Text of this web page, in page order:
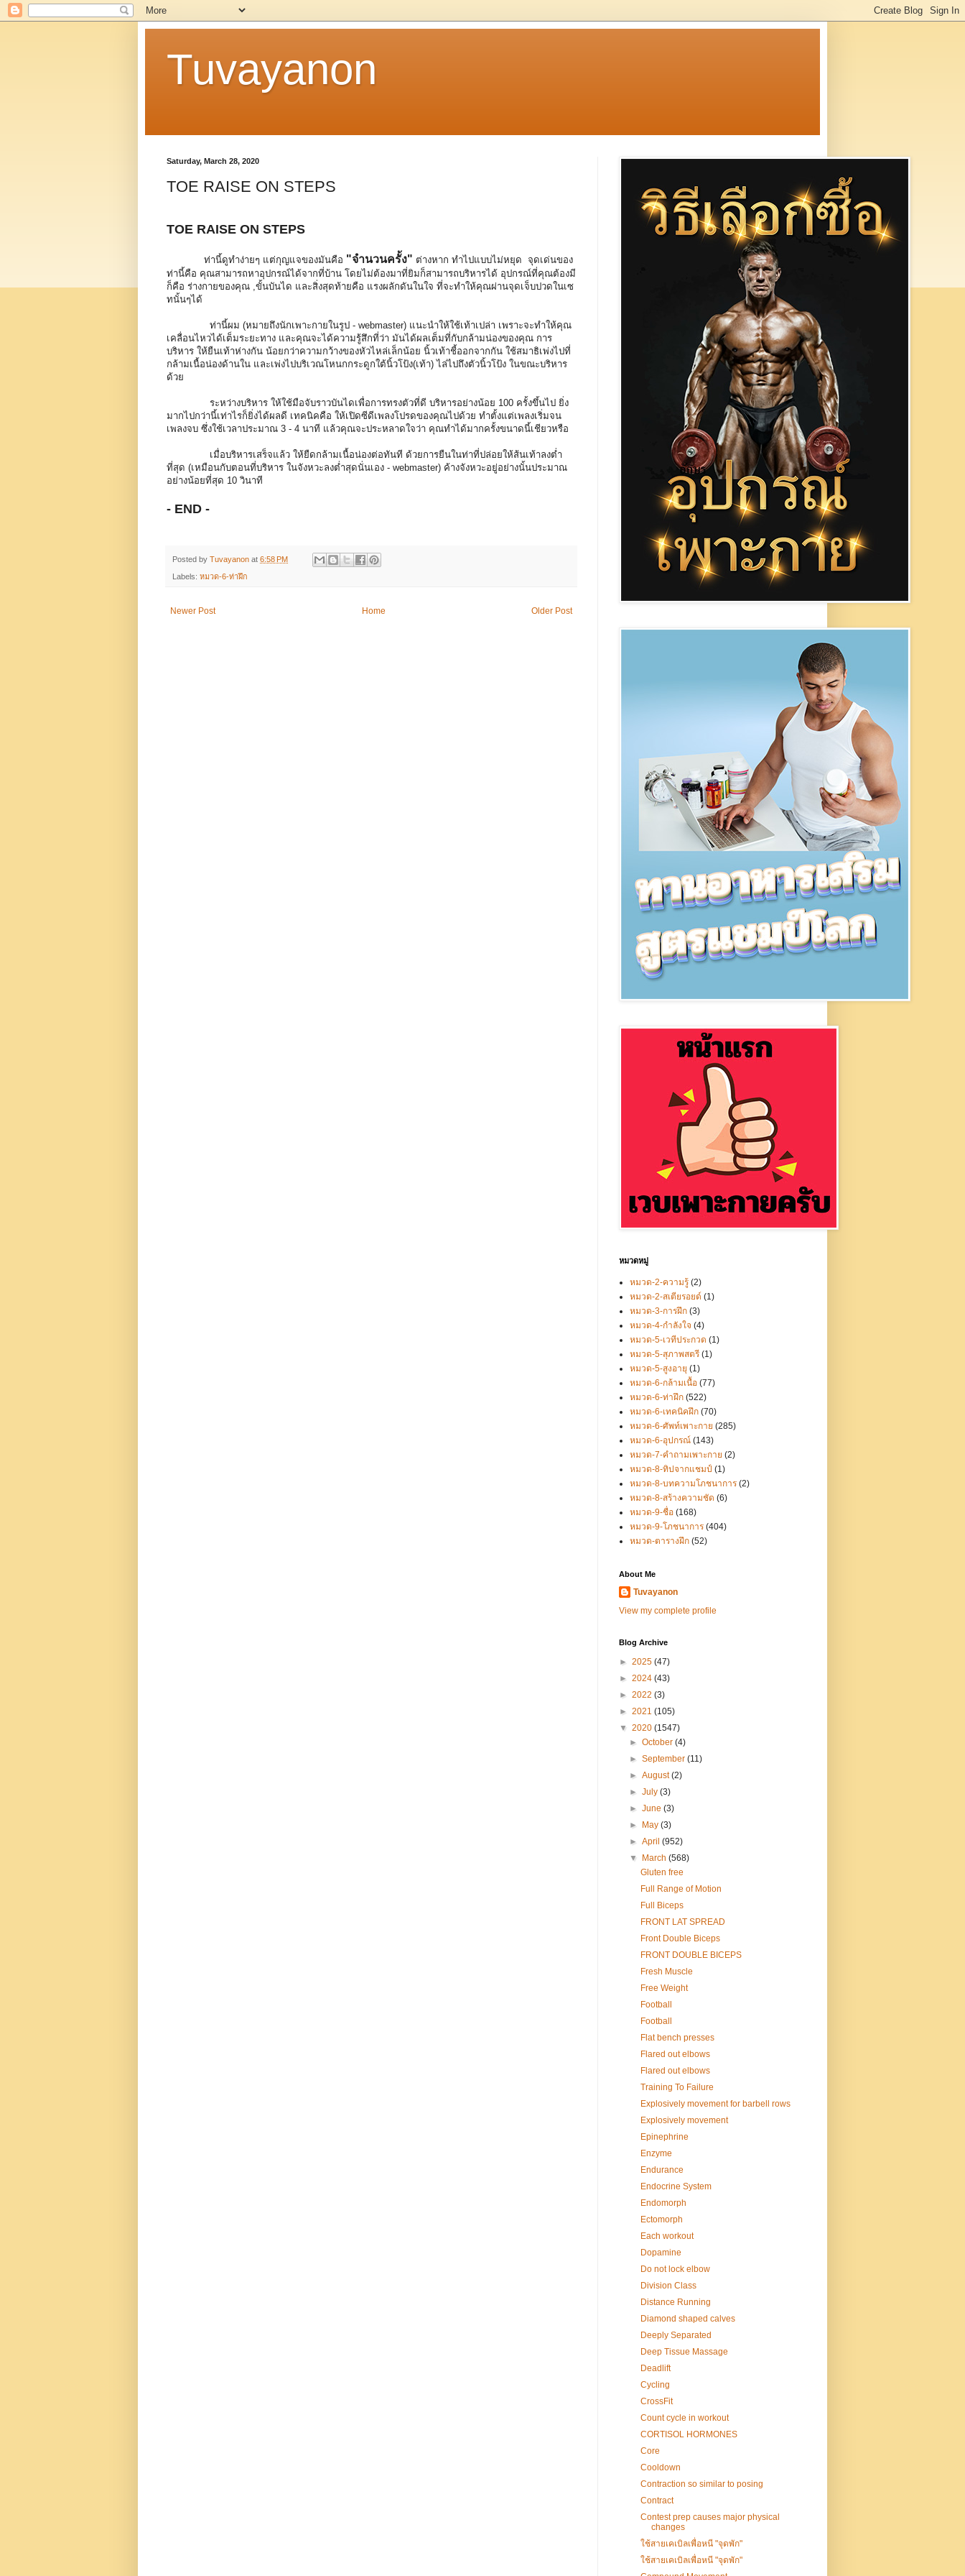
Tuvayanon
Saturday, March 28, 2020
TOE RAISE ON STEPS
TOE RAISE ON STEPS
ท่านี้ดูทำง่ายๆ แต่กุญแจของมันคือ "จำนวนครั้ง" ต่างหาก ทำไปแบบไม่หยุด จุดเด่นของ
ท่านี้คือ คุณสามารถหาอุปกรณ์ได้จากที่บ้าน โดยไม่ต้องมาที่ยิมก็สามารถบริหารได้ อุปกรณ์ที่คุณต้องมี
ก็คือ ร่างกายของคุณ ,ขั้นบันได และสิ่งสุดท้ายคือ แรงผลักดันในใจ ที่จะทำให้คุณผ่านจุดเจ็บปวดในเซ
ทนั้นๆได้
ท่านี้ผม (หมายถึงนักเพาะกายในรูป - webmaster) แนะนำให้ใช้เท้าเปล่า เพราะจะทำให้คุณ
เคลื่อนไหวได้เต็มระยะทาง และคุณจะได้ความรู้สึกที่ว่า มันได้ผลเต็มที่กับกล้ามน่องของคุณ การ
บริหาร ให้ยืนเท้าห่างกัน น้อยกว่าความกว้างของหัวไหล่เล็กน้อย นิ้วเท้าชี้ออกจากกัน ใช้สมาธิเพ่งไปที่
กล้ามเนื้อน่องด้านใน และเพ่งไปบริเวณโหนกกระดูกใต้นิ้วโป้ง(เท้า) ไล่ไปถึงตัวนิ้วโป้ง ในขณะบริหาร
ด้วย
ระหว่างบริหาร ให้ใช้มือจับราวบันไดเพื่อการทรงตัวที่ดี บริหารอย่างน้อย 100 ครั้งขึ้นไป ยิ่ง
มากไปกว่านี้เท่าไรก็ยิ่งได้ผลดี เทคนิคคือ ให้เปิดซีดีเพลงโปรดของคุณไปด้วย ทำตั้งแต่เพลงเริ่มจน
เพลงจบ ซึ่งใช้เวลาประมาณ 3 - 4 นาที แล้วคุณจะประหลาดใจว่า คุณทำได้มากครั้งขนาดนี้เชียวหรือ
เมื่อบริหารเสร็จแล้ว ให้ยืดกล้ามเนื้อน่องต่อทันที ด้วยการยืนในท่าที่ปล่อยให้ส้นเท้าลงต่ำ
ที่สุด (เหมือนกับตอนที่บริหาร ในจังหวะลงต่ำสุดนั่นเอง - webmaster) ค้างจังหวะอยู่อย่างนั้นประมาณ
อย่างน้อยที่สุด 10 วินาที
- END -
Posted by Tuvayanon at 6:58 PM
Labels: หมวด-6-ท่าฝึก
Newer Post Older Post
Home
หมวดหมู่
หมวด-2-ความรู้ (2)
หมวด-2-สเตียรอยด์ (1)
หมวด-3-การฝึก (3)
หมวด-4-กำลังใจ (4)
หมวด-5-เวทีประกวด (1)
หมวด-5-สุภาพสตรี (1)
หมวด-5-สูงอายุ (1)
หมวด-6-กล้ามเนื้อ (77)
หมวด-6-ท่าฝึก (522)
หมวด-6-เทคนิคฝึก (70)
หมวด-6-ศัพท์เพาะกาย (285)
หมวด-6-อุปกรณ์ (143)
หมวด-7-คำถามเพาะกาย (2)
หมวด-8-ทิปจากแชมป์ (1)
หมวด-8-บทความโภชนาการ (2)
หมวด-8-สร้างความชัด (6)
หมวด-9-ชื่อ (168)
หมวด-9-โภชนาการ (404)
หมวด-ตารางฝึก (52)
About Me
Tuvayanon
View my complete profile
Blog Archive
► 2025 (47)
► 2024 (43)
► 2022 (3)
► 2021 (105)
▼ 2020 (1547)
►October(4)
►September(11)
►August(2)
►July(3)
►June(3)
►
May(3)
►April(952)
▼
March(568)
Gluten free
Full Range of Motion
Full Biceps
FRONT LAT SPREAD
Front Double Biceps
FRONT DOUBLE BICEPS
Fresh Muscle
Free Weight
Football
Football
Flat bench presses
Flared out elbows
Flared out elbows
Training To Failure
Explosively movement for barbell rows
Explosively movement
Epinephrine
Enzyme
Endurance
Endocrine System
Endomorph
Ectomorph
Each workout
Dopamine
Do not lock elbow
Division Class
Distance Running
Diamond shaped calves
Deeply Separated
Deep Tissue Massage
Deadlift
Cycling
CrossFit
Count cycle in workout
CORTISOL HORMONES
Core
Cooldown
Contraction so similar to posing
Contract
Contest prep causes major physical
changes
ใช้สายเคเบิลเพื่อหนี "จุดพัก"
ใช้สายเคเบิลเพื่อหนี "จุดพัก"